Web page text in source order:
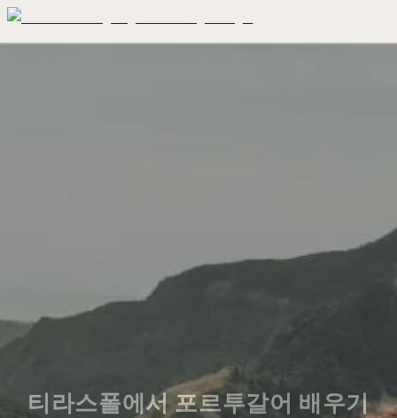
티라스폴에서 포르투갈어 배우기